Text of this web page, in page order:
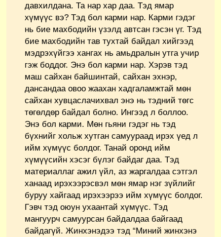
давхилдана. Та нар хар даа. Тэд ямар
хүмүүс вэ? Тэд бол карми нар. Карми гэдэг
нь бие махбодийн үзэлд автсан гэсэн үг. Тэд
бие махбодийн тав тухтай байдал хийгээд
мэдрэхүйгээ хангах нь амьдралын утга учир
гэж боддог. Энэ бол карми нар. Хэрэв тэд
маш сайхан байшинтай, сайхан эхнэр,
дансандаа овоо жаахан хадгаламжтай мөн
сайхан хувцаслачихвал энэ нь тэдний төгс
төгөлдөр байдал болно. Ингээд л боллоо.
Энэ бол карми. Мөн гьяни гэдэг нь тэд
бүхнийг хольж хутган самуураад ирэх үед л
ийм хүмүүс болдог. Танай оронд ийм
хүмүүсийн хэсэг бүлэг байдаг даа. Тэд
материаллаг ажил үйл, аз жаргалдаа сэтгэл
ханаад ирэхээрэсвэл мөн ямар нэг зүйлийг
буруу хайгаад ирэхээрээ ийм хүмүүс болдог.
Гэвч тэд оюун ухаантай хүмүүс. Тэд
мангуурч самуурсан байдалдаа байгаад
байдагүй. Жинхэнэдээ тэд “Миний жинхэнэ